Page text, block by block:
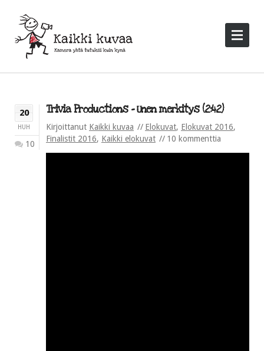
20
HUH
10
Trivia Productions – Unen merkitys (2:42)
Kirjoittanut Kaikki kuvaa Elokuvat, Elokuvat 2016,
Finalistit 2016, Kaikki elokuvat 10 kommenttia